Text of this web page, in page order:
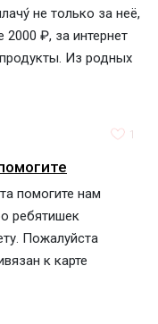
не только за неё,
₽, за интернет
Из родных
1
помогите нам
ребятишек
Пожалуйста
к карте